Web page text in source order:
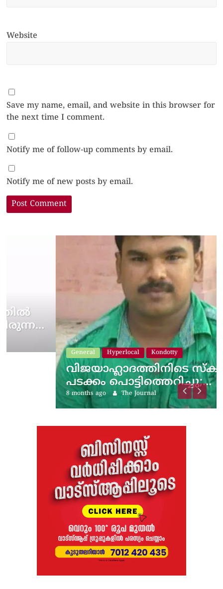
Website
Save my name, email, and website in this browser for
the next time I comment.
Notify me of follow-up comments by email.
Notify me of new posts by email.
General Hyperlocal Kondotty
വിജയാഹ്ലാദത്തിനിടെ സ്കൂട്ടറിലെ
പടക്കം പൊട്ടിത്തെറിച്ചു;…
The Journal